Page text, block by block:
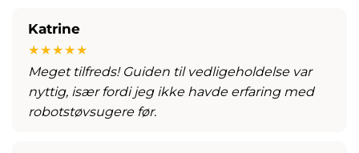
Katrine
★★★★★
Meget tilfreds! Guiden til vedligeholdelse var
nyttig, især fordi jeg ikke havde erfaring med
robotstøvsugere før.